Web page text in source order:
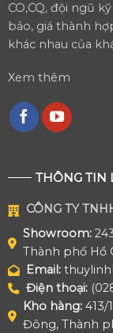
CO,CQ, đội ngũ
bảo, giá thành
khác nhau của
Xem thêm
THÔNG TIN
CÔNG TY
Showroom:
Thành phố Hồ
Email:
Điện thoại:
Kho hàng:413/
Đông, Thành